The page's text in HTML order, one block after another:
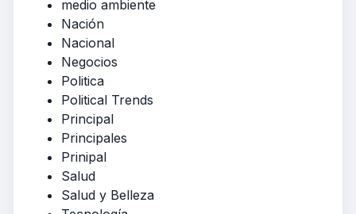
medio ambiente
Nación
Nacional
Negocios
Politica
Political Trends
Principal
Principales
Prinipal
Salud
Salud y Belleza